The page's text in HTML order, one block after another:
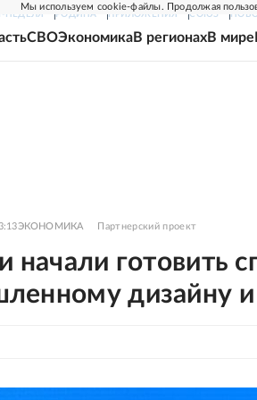
Мы используем cookie-файлы. Продолжая
НЕДЕЛЯ РОДИНА ПРИЛОЖЕНИЯ СОЮЗ
СВОЭкономикаВ регионахВ мире
ЭКОНОМИКА Партнерский проект
начали готовить
дизайну